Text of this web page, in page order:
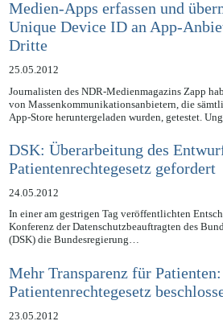
Medien-Apps erfassen und
Unique Device ID an App-
Dritte
25.05.2012
Journalisten des NDR-Medienmagazins Zapp
von Massenkommunikationsanbietern, die
DSK: Überarbeitung des
Patientenrechtegesetz gefordert
24.05.2012
In einer am gestrigen Tag veröffentlichten
Konferenz der Datenschutzbeauftragten des
Mehr Transparenz für Patienten:
Patientenrechtegesetz